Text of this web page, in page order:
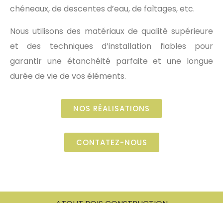
chéneaux, de descentes d’eau, de faîtages, etc.
Nous utilisons des matériaux de qualité supérieure
et des techniques d’installation fiables pour
garantir une étanchéité parfaite et une longue
durée de vie de vos éléments.
NOS RÉALISATIONS
CONTATEZ-NOUS